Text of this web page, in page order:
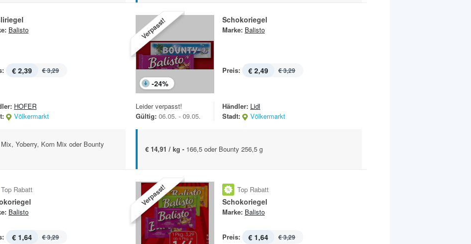
Balisto
€ 2,39 € 3,29
HOFER
Völkermarkt
Yoberry, Korn Mix oder Bounty
Verpasst!
-24%
Schokoriegel
Marke: Balisto
Preis: € 2,49 € 3,29
Leider verpasst!
Gültig: 06.05. - 09.05.
Händler: Lidl
Stadt:
Völkermarkt
€ 14,91 / kg - 166,5 oder Bounty 256,5 g
Top Rabatt
Balisto
€ 1,64 € 3,29
Verpasst! Top Rabatt
Schokoriegel
Marke: Balisto
Preis: € 1,64 € 3,29